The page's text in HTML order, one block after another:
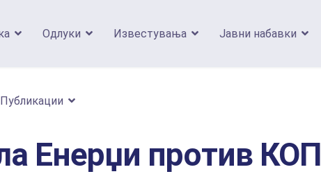
Одлуки Известувања Јавни набавки
Публикации
Енерџи против КОП